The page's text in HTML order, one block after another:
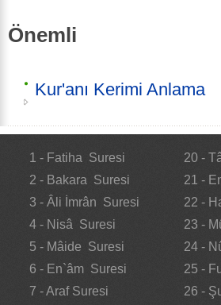
Önemli
Kur'anı Kerimi Anlama
1 - Fatiha Suresi
2 - Bakara Suresi
3 - Âli İmrân Suresi
4 - Nisâ Suresi
5 - Mâide Suresi
6 - En`âm Suresi
7 - Araf Suresi
20 -
21 -
22 -
23 -
24 -
25 -
26 -